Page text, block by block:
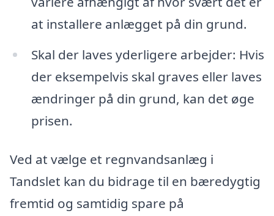
at installere anlægget på din grund.
Skal der laves yderligere arbejder: Hvis
der eksempelvis skal graves eller laves
ændringer på din grund, kan det øge
prisen.
Ved at vælge et regnvandsanlæg i
Tandslet kan du bidrage til en bæredygtig
fremtid og samtidig spare på